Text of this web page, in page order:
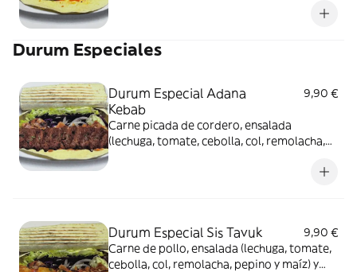
Durum Especiales
Durum Especial Adana
Kebab
9,90 €
Carne picada de cordero, ensalada
(lechuga, tomate, cebolla, col, remolacha,
Durum Especial Sis Tavuk
9,90 €
Carne de pollo, ensalada (lechuga, tomate,
cebolla, col, remolacha, pepino y maíz) y